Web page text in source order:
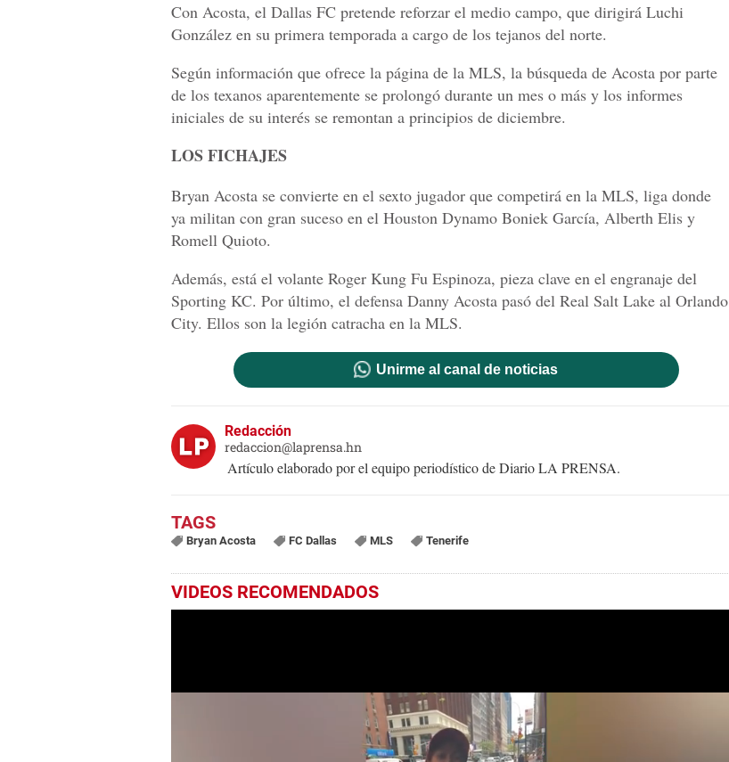
Con Acosta, el Dallas FC pretende reforzar el medio campo, que dirigirá Luchi
González en su primera temporada a cargo de los tejanos del norte.
Según información que ofrece la página de la MLS, la búsqueda de Acosta por parte
de los texanos aparentemente se prolongó durante un mes o más y los informes
iniciales de su interés se remontan a principios de diciembre.
LOS FICHAJES
Bryan Acosta se convierte en el sexto jugador que competirá en la MLS, liga donde
ya militan con gran suceso en el Houston Dynamo Boniek García, Alberth Elis y
Romell Quioto.
Además, está el volante Roger Kung Fu Espinoza, pieza clave en el engranaje del
Sporting KC. Por último, el defensa Danny Acosta pasó del Real Salt Lake al Orlando
City. Ellos son la legión catracha en la MLS.
Unirme al canal de noticias
Redacción
redaccion@laprensa.hn
Artículo elaborado por el equipo periodístico de Diario LA PRENSA.
Bryan Acosta FC Dallas MLS Tenerife
VIDEOS RECOMENDADOS